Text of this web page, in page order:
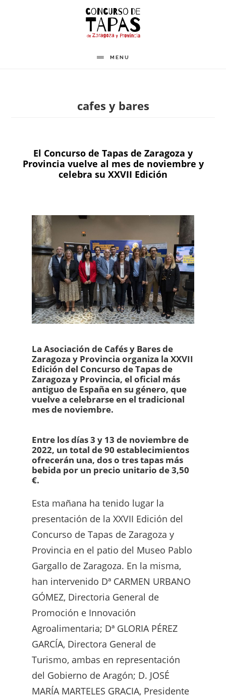
MENU
cafes y bares
El Concurso de Tapas de Zaragoza y
Provincia vuelve al mes de noviembre y
celebra su XXVII Edición
La Asociación de Cafés y Bares de
Zaragoza y Provincia organiza la XXVII
Edición del Concurso de Tapas de
Zaragoza y Provincia, el oficial más
antiguo de España en su género, que
vuelve a celebrarse en el tradicional
mes de noviembre.
Entre los días 3 y 13 de noviembre de
2022, un total de 90 establecimientos
ofrecerán una, dos o tres tapas más
bebida por un precio unitario de 3,50
€.
Esta mañana ha tenido lugar la
presentación de la XXVII Edición del
Concurso de Tapas de Zaragoza y
Provincia en el patio del Museo Pablo
Gargallo de Zaragoza. En la misma,
han intervenido Dª CARMEN URBANO
GÓMEZ, Directoria General de
Promoción e Innovación
Agroalimentaria; Dª GLORIA PÉREZ
GARCÍA, Directora General de
Turismo, ambas en representación
del Gobierno de Aragón; D. JOSÉ
MARÍA MARTELES GRACIA, Presidente